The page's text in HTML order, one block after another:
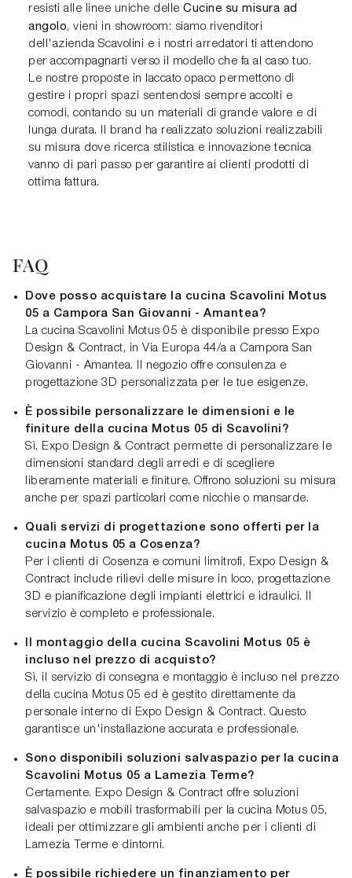
resisti alle linee uniche delle Cucine su misura ad
angolo, vieni in showroom: siamo rivenditori
dell'azienda Scavolini e i nostri arredatori ti attendono
per accompagnarti verso il modello che fa al caso tuo.
Le nostre proposte in laccato opaco permettono di
gestire i propri spazi sentendosi sempre accolti e
comodi, contando su un materiali di grande valore e di
lunga durata. Il brand ha realizzato soluzioni realizzabili
su misura dove ricerca stilistica e innovazione tecnica
vanno di pari passo per garantire ai clienti prodotti di
ottima fattura.
FAQ
Dove posso acquistare la cucina Scavolini Motus
05 a Campora San Giovanni - Amantea?
La cucina Scavolini Motus 05 è disponibile presso Expo
Design & Contract, in Via Europa 44/a a Campora San
Giovanni - Amantea. Il negozio offre consulenza e
progettazione 3D personalizzata per le tue esigenze.
È possibile personalizzare le dimensioni e le
finiture della cucina Motus 05 di Scavolini?
Sì, Expo Design & Contract permette di personalizzare le
dimensioni standard degli arredi e di scegliere
liberamente materiali e finiture. Offrono soluzioni su misura
anche per spazi particolari come nicchie o mansarde.
Quali servizi di progettazione sono offerti per la
cucina Motus 05 a Cosenza?
Per i clienti di Cosenza e comuni limitrofi, Expo Design &
Contract include rilievi delle misure in loco, progettazione
3D e pianificazione degli impianti elettrici e idraulici. Il
servizio è completo e professionale.
Il montaggio della cucina Scavolini Motus 05 è
incluso nel prezzo di acquisto?
Sì, il servizio di consegna e montaggio è incluso nel prezzo
della cucina Motus 05 ed è gestito direttamente da
personale interno di Expo Design & Contract. Questo
garantisce un'installazione accurata e professionale.
Sono disponibili soluzioni salvaspazio per la cucina
Scavolini Motus 05 a Lamezia Terme?
Certamente. Expo Design & Contract offre soluzioni
salvaspazio e mobili trasformabili per la cucina Motus 05,
ideali per ottimizzare gli ambienti anche per i clienti di
Lamezia Terme e dintorni.
È possibile richiedere un finanziamento per